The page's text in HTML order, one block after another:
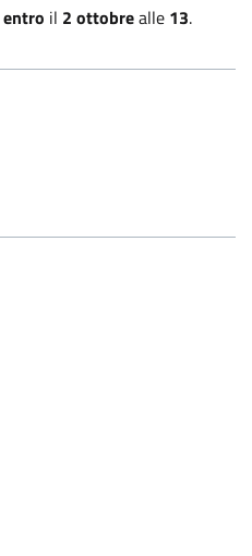
entro il 2 ottobrealle 13.